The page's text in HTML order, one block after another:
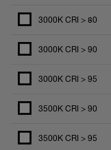
3000K CRI > 80
3000K CRI > 90
3000K CRI > 95
3500K CRI > 90
3500K CRI > 95